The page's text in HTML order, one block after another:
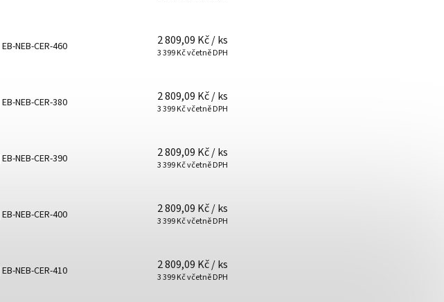
EB-NEB-CER-460
2 809,09 Kč/ ks
3 399 Kč včetně DPH
EB-NEB-CER-380
2 809,09 Kč/ ks
3 399 Kč včetně DPH
EB-NEB-CER-390
2 809,09 Kč/ ks
3 399 Kč včetně DPH
EB-NEB-CER-400
2 809,09 Kč/ ks
3 399 Kč včetně DPH
EB-NEB-CER-410
2 809,09 Kč/ ks
3 399 Kč včetně DPH